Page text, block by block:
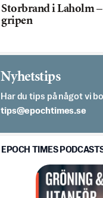
Storbrand i Laholm –
gripen
Nyhetstips
Har du tips på något vi
es.semithcope@spit
EPOCH TIMES